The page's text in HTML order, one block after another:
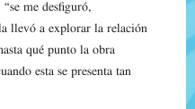
me desfiguró,
llevó a explorar la relación
qué punto la obra
esta se presenta tan